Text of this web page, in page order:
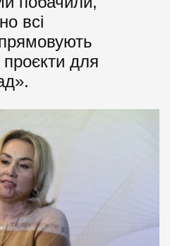
всі
для